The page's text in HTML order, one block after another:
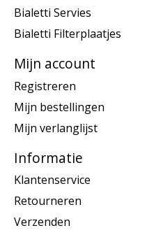
Bialetti Servies
Bialetti Filterplaatjes
Mijn account
Registreren
Mijn bestellingen
Mijn verlanglijst
Informatie
Klantenservice
Retourneren
Verzenden